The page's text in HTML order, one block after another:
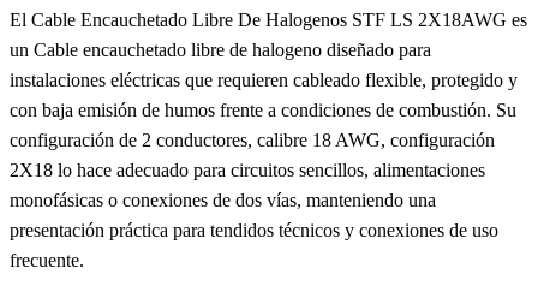
El Cable Encauchetado Libre De Halogenos STF LS 2X18AWG es
un Cable encauchetado libre de halogeno diseñado para
instalaciones eléctricas que requieren cableado flexible, protegido y
con baja emisión de humos frente a condiciones de combustión. Su
configuración de 2 conductores, calibre 18 AWG, configuración
2X18 lo hace adecuado para circuitos sencillos, alimentaciones
monofásicas o conexiones de dos vías, manteniendo una
presentación práctica para tendidos técnicos y conexiones de uso
frecuente.